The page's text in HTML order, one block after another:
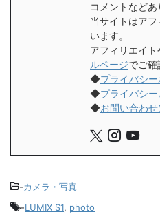
コメントなどあ
当サイトはア
います。
アフィリエイ
ルページでご確
◆プライバシ
◆プライバシ
◆お問い合わせ
-カメラ・写真
-LUMIX S1, photo